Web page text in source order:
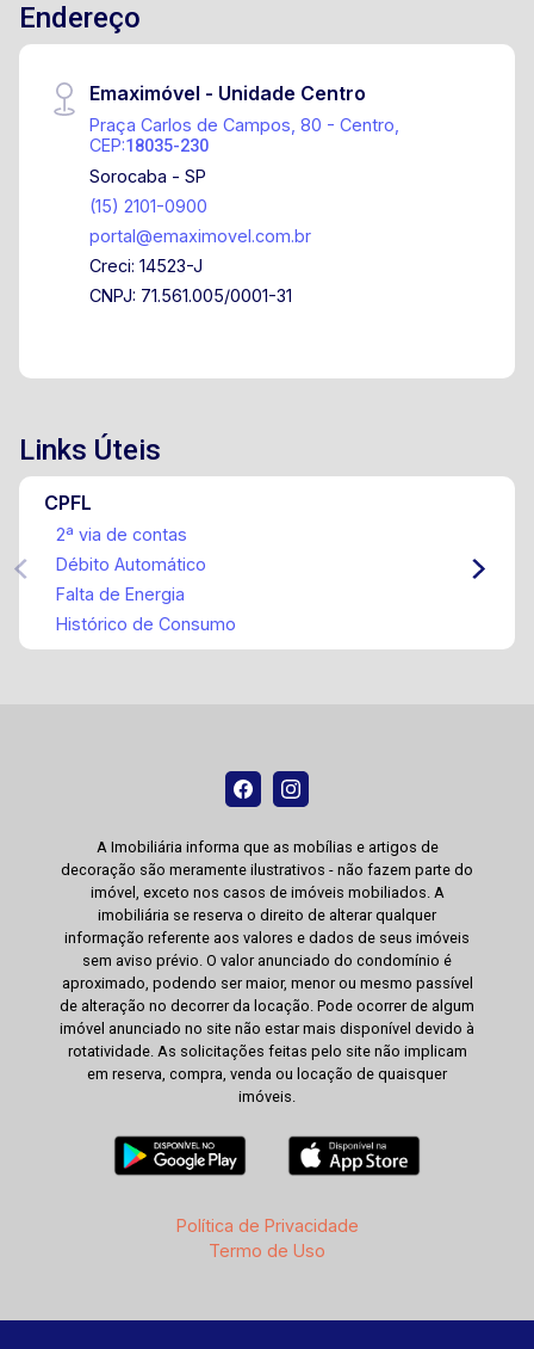
Endereço
Emaximóvel - Unidade Centro
Praça Carlos de Campos, 80 - Centro,
CEP:18035-230
Sorocaba - SP
(15) 2101-0900
portal@emaximovel.com.br
Creci: 14523-J
CNPJ: 71.561.005/0001-31
Links Úteis
CPFL
2ª via de contas
Débito Automático
Falta de Energia
Histórico de Consumo
A Imobiliária informa que as mobílias e artigos de
decoração são meramente ilustrativos - não fazem parte do
imóvel, exceto nos casos de imóveis mobiliados. A
imobiliária se reserva o direito de alterar qualquer
informação referente aos valores e dados de seus imóveis
sem aviso prévio. O valor anunciado do condomínio é
aproximado, podendo ser maior, menor ou mesmo passível
de alteração no decorrer da locação. Pode ocorrer de algum
imóvel anunciado no site não estar mais disponível devido à
rotatividade. As solicitações feitas pelo site não implicam
em reserva, compra, venda ou locação de quaisquer
imóveis.
Política de Privacidade
Termo de Uso